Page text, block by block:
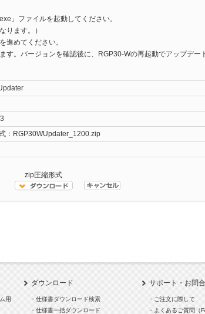
」ファイルを起動してください。
ります。）
進めてください。
す。バージョンを確認後に、RGP30-Wの再起動でアップデー
：RGP30WUpdater_1200.zip
zip圧縮形式
用
ダウンロード
・仕様書ダウンロード検索
・仕様書一括ダウンロード
サポート・お問
・ご注文に際して
・よくあるご質問（